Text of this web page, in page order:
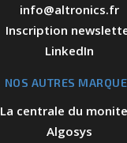
info@altronics.fr
Inscription
LinkedIn
NOS AUTRES
La centrale du
Algosys